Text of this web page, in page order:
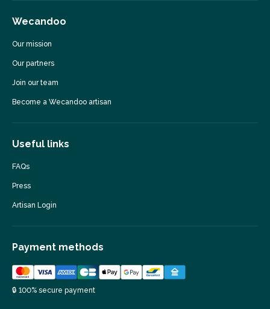
Wecandoo
Our mission
Our partners
Join our team
Become a Wecandoo artisan
Useful links
FAQs
Press
Artisan Login
Payment methods
🔒 100% secure payment